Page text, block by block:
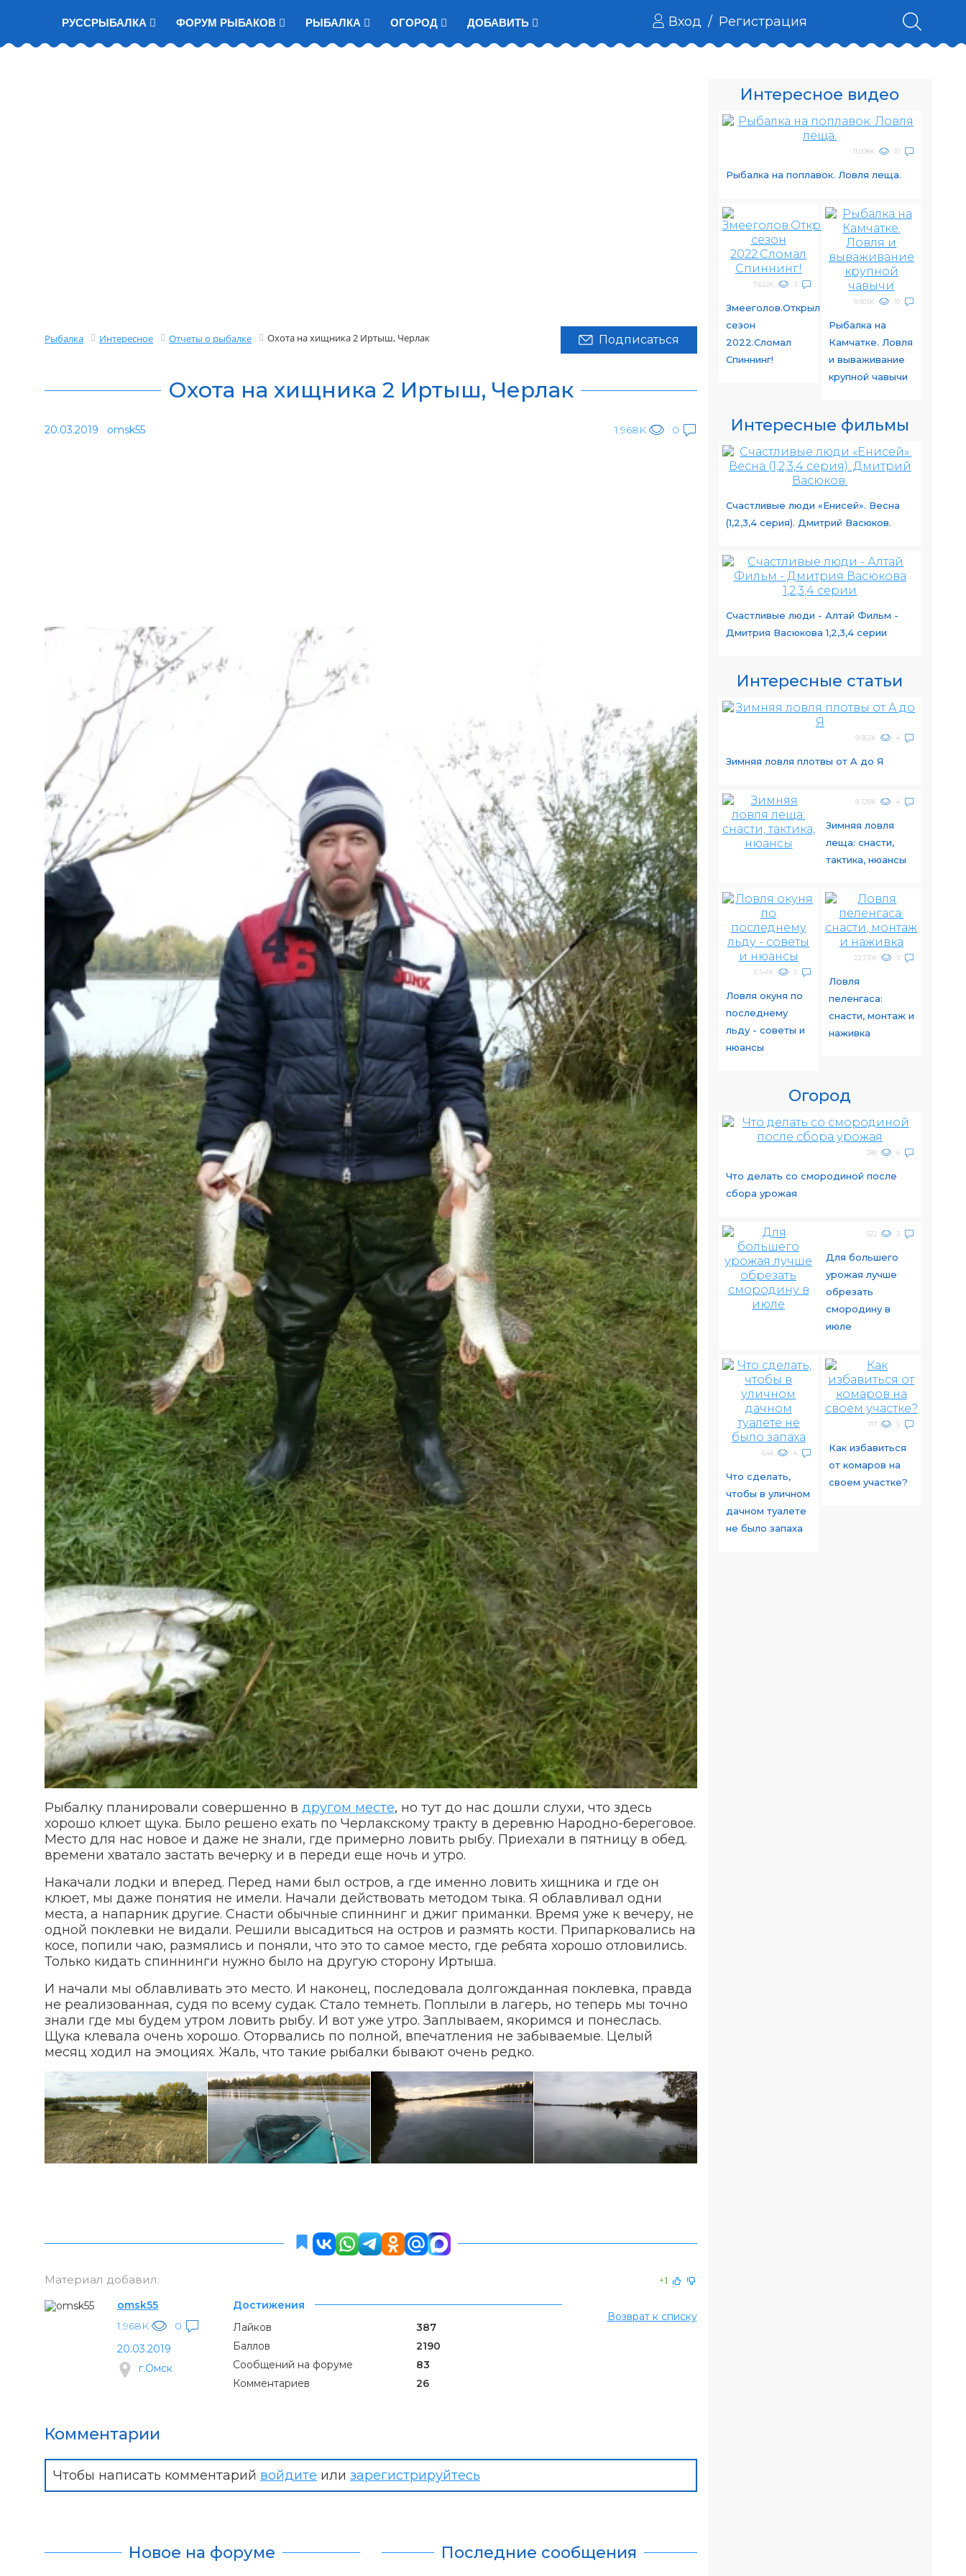
РУССРЫБАЛКА ФОРУМ РЫБАКОВ РЫБАЛКА ОГОРОД ДОБАВИТЬ Вход / Регистрация
Рыбалка Интересное Отчеты о рыбалке Охота на хищника 2 Иртыш, Черлак Подписаться
Охота на хищника 2 Иртыш, Черлак
20.03.2019 omsk55 1.968K 0
Рыбалку планировали совершенно в другом месте, но тут до нас дошли слухи, что здесь
хорошо клюет щука. Было решено ехать по Черлакскому тракту в деревню Народно-береговое.
Место для нас новое и даже не знали, где примерно ловить рыбу. Приехали в пятницу в обед.
времени хватало застать вечерку и в переди еще ночь и утро.
Накачали лодки и вперед. Перед нами был остров, а где именно ловить хищника и где он
клюет, мы даже понятия не имели. Начали действовать методом тыка. Я облавливал одни
места, а напарник другие. Снасти обычные спиннинг и джиг приманки. Время уже к вечеру, не
одной поклевки не видали. Решили высадиться на остров и размять кости. Припарковались на
косе, попили чаю, размялись и поняли, что это то самое место, где ребята хорошо отловились.
Только кидать спиннинги нужно было на другую сторону Иртыша.
И начали мы облавливать это место. И наконец, последовала долгожданная поклевка, правда
не реализованная, судя по всему судак. Стало темнеть. Поплыли в лагерь, но теперь мы точно
знали где мы будем утром ловить рыбу. И вот уже утро. Заплываем, якоримся и понеслась.
Щука клевала очень хорошо. Оторвались по полной, впечатления не забываемые. Целый
месяц ходил на эмоциях. Жаль, что такие рыбалки бывают очень редко.
Материал добавил: +1
omsk55
1.968K
0
20.03.2019
г.Омск
Достижения
Лайков
387
Баллов
2190
Сообщений на форуме
83
Комментариев
26
Возврат к списку
Комментарии
Чтобы написать комментарий войдите или зарегистрируйтесь
Новое на форуме Последние сообщения
Интересное видео
11.008K 10
Рыбалка на поплавок. Ловля леща.
7.622K 3
Змееголов.Открыл
сезон
2022.Сломал
Спиннинг!
9.903K 10
Рыбалка на
Камчатке. Ловля
и вываживание
крупной чавычи
Интересные фильмы
Счастливые люди «Енисей». Весна
(1,2,3,4 серия). Дмитрий Васюков.
Счастливые люди - Алтай Фильм -
Дмитрия Васюкова 1,2,3,4 серии
Интересные статьи
9.063K 4
Зимняя ловля плотвы от A до Я
8.329K 4
Зимняя ловля
леща: снасти,
тактика, нюансы
6.541K 5
Ловля окуня по
последнему
льду - советы и
нюансы
22.731K 3
Ловля
пеленгаса:
снасти, монтаж и
наживка
Огород
288 6
Что делать со смородиной после
сбора урожая
522 3
Для большего
урожая лучше
обрезать
смородину в
июле
648 4
Что сделать,
чтобы в уличном
дачном туалете
не было запаха
717 5
Как избавиться
от комаров на
своем участке?